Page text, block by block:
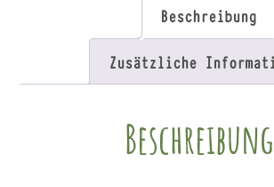
Beschreibung
Zusätzliche
Beschreibung